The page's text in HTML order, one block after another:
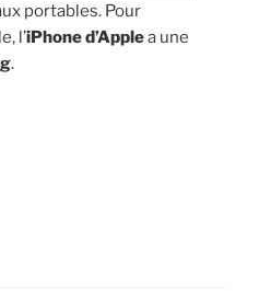
portables. Pour
l’iPhone d’Applea une
.